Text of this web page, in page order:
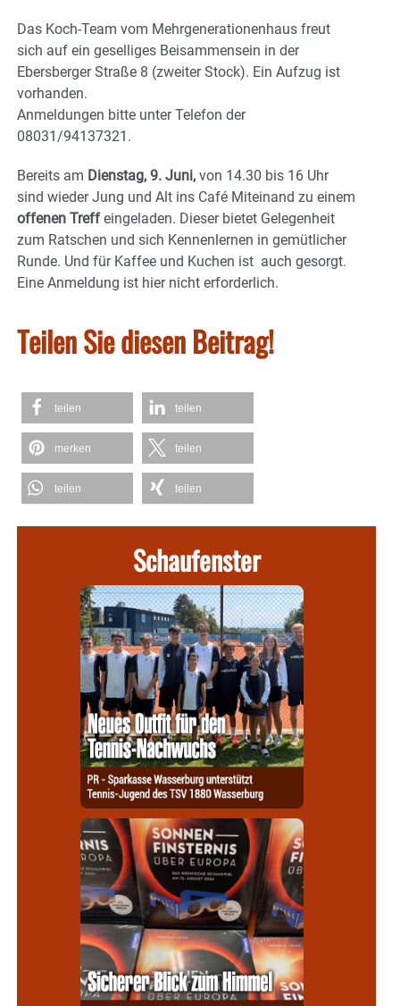
Das Koch-Team vom Mehrgenerationenhaus freut
sich auf ein geselliges Beisammensein in der
Ebersberger Straße 8 (zweiter Stock). Ein Aufzug ist
vorhanden.
Anmeldungen bitte unter Telefon der
08031/94137321.
Bereits am Dienstag, 9. Juni, von 14.30 bis 16 Uhr
sind wieder Jung und Alt ins Café Miteinand zu einem
offenen Treffeingeladen. Dieser bietet Gelegenheit
zum Ratschen und sich Kennenlernen in gemütlicher
Runde. Und für Kaffee und Kuchen ist auch gesorgt.
Eine Anmeldung ist hier nicht erforderlich.
Teilen Sie diesen Beitrag!
teilen teilen
merken teilen
teilen teilen
Schaufenster